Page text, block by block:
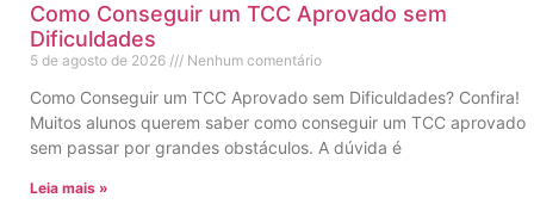
Como Conseguir um TCC Aprovado sem
Dificuldades
5 de agosto de 2026 Nenhum comentário
Como Conseguir um TCC Aprovado sem Dificuldades? Confira!
Muitos alunos querem saber como conseguir um TCC aprovado
sem passar por grandes obstáculos. A dúvida é
Leia mais »